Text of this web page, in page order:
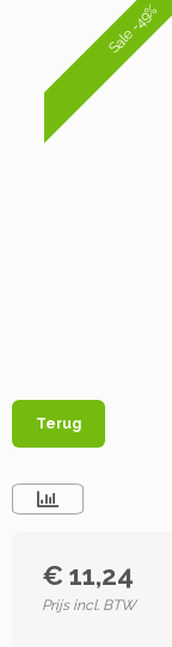
Sale -49%
Terug
€ 11,24
Prijs incl. BTW